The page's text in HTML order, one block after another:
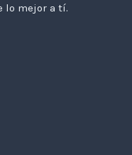
lo mejor a tí.